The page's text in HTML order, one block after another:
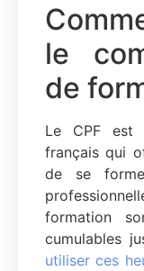
le
de
Le CPF est
français qui
de se
formation
cumulables
utiliser ces